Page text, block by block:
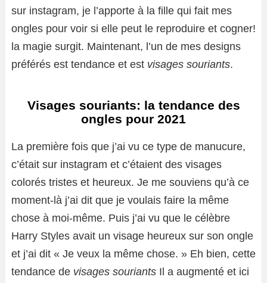
sur instagram, je l’apporte à la fille qui fait mes
ongles pour voir si elle peut le reproduire et cogner!
la magie surgit. Maintenant, l’un de mes designs
préférés est tendance et est visages souriants.
Visages souriants: la tendance des
ongles pour 2021
La première fois que j’ai vu ce type de manucure,
c’était sur instagram et c’étaient des visages
colorés tristes et heureux. Je me souviens qu’à ce
moment-là j’ai dit que je voulais faire la même
chose à moi-même. Puis j’ai vu que le célèbre
Harry Styles avait un visage heureux sur son ongle
et j’ai dit « Je veux la même chose. » Eh bien, cette
tendance de visages souriants Il a augmenté et ici